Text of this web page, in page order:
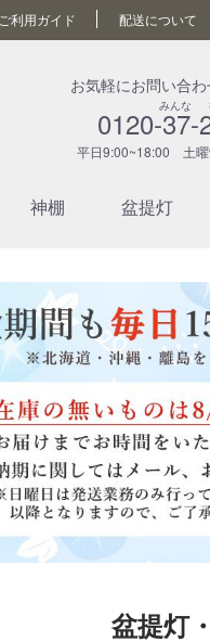
ご利用ガイド 配送について
お気軽にお問い合
みんな
0120-37-
平日9:00~18:00 土曜
神棚 盆提灯
盆提灯